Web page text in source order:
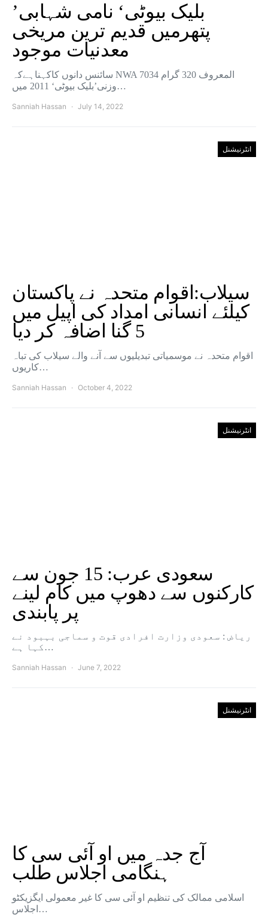
’بلیک بیوٹی‘ نامی شہابی
پتھرمیں قدیم ترین مریخی
معدنیات موجود
سائنس دانوں کاکہناہےکہ NWA 7034 المعروف 320 گرام
وزنی’بلیک بیوٹی‘ 2011 میں…
Sanniah Hassan July 14, 2022
انٹرنیشنل
سیلاب:اقوام متحدہ نے پاکستان
کیلئے انسانی امداد کی اپیل میں
5 گنا اضافہ کر دیا
اقوام متحدہ نے موسمیاتی تبدیلیوں سے آنے والے سیلاب کی تباہ
کاریوں…
Sanniah Hassan October 4, 2022
انٹرنیشنل
سعودی عرب: 15 جون سے
کارکنوں سے دھوپ میں کام لینے
پر پابندی
ریاض : سعودی وزارت افرادی قوت و سماجی بہبود نے
کہا ہے…
Sanniah Hassan June 7, 2022
انٹرنیشنل
آج جدہ میں او آئی سی کا
ہنگامی اجلاس طلب
اسلامی ممالک کی تنظیم او آئی سی کا غیر معمولی ایگزیکٹو
اجلاس…